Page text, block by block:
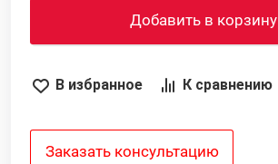
Добавить в корзину
В избранное К сравнению
Заказать консультацию